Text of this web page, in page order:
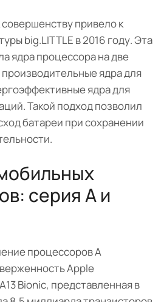
привело к
big.LITTLE в 2016 году. Эта
ядра процессора на две
ядра для
ядра для
Такой подход позволил
батареи при сохранении
серия A и
процессоров A
Apple
Bionic, представленная в